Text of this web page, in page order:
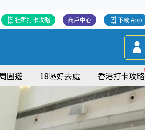
下載 App
商戶中心
社群打卡攻略
圍遊 18區好去處 香港打卡攻略